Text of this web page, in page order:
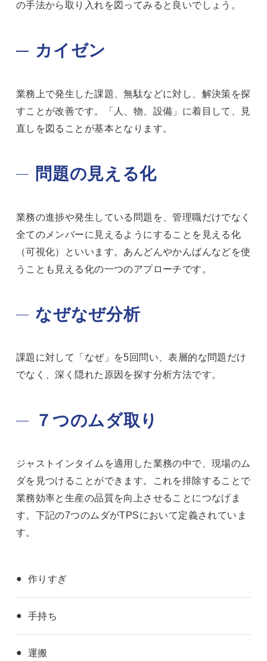
の手法から取り入れを図ってみると良いでしょう。
カイゼン
業務上で発生した課題、無駄などに対し、解決策を探
すことが改善です。「人、物、設備」に着目して、見
直しを図ることが基本となります。
問題の見える化
業務の進捗や発生している問題を、管理職だけでなく
全てのメンバーに見えるようにすることを見える化
（可視化）といいます。あんどんやかんばんなどを使
うことも見える化の一つのアプローチです。
なぜなぜ分析
課題に対して「なぜ」を5回問い、表層的な問題だけ
でなく、深く隠れた原因を探す分析方法です。
７つのムダ取り
ジャストインタイムを適用した業務の中で、現場のム
ダを見つけることができます。これを排除することで
業務効率と生産の品質を向上させることにつなげま
す。下記の7つのムダがTPSにおいて定義されていま
す。
作りすぎ
手持ち
運搬